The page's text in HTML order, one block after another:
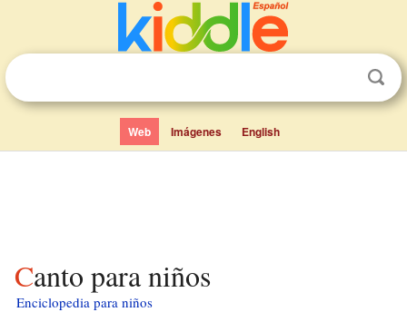
Web Imágenes English
Canto para niños
Enciclopedia para niños